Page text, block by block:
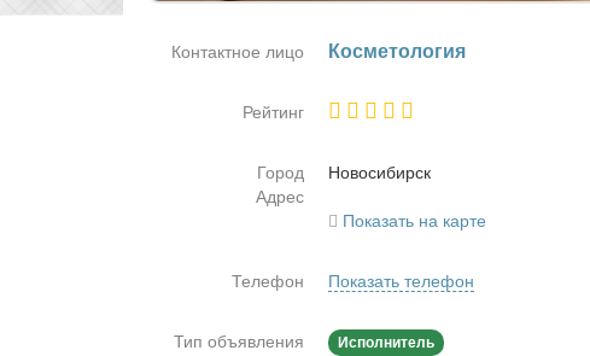
Контактное лицо Кос­ме­то­ло­гия
Рейтинг
Город
Но­во­си­бирск
Адрес
Показать на карте
Телефон Показать телефон
Тип объявления Исполнитель